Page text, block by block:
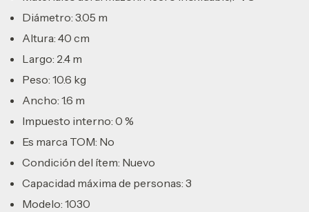
Diámetro: 3.05 m
Altura: 40 cm
Largo: 2.4 m
Peso: 10.6 kg
Ancho: 1.6 m
Impuesto interno: 0 %
Es marca TOM: No
Condición del ítem: Nuevo
Capacidad máxima de personas: 3
Modelo: 1030